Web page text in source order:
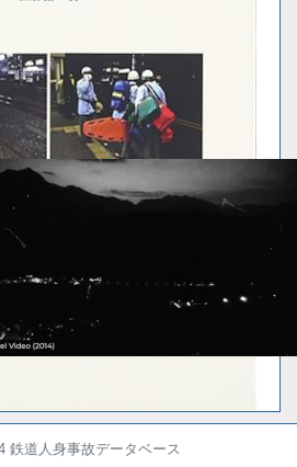
Loaded:
鉄道人身事故データベース